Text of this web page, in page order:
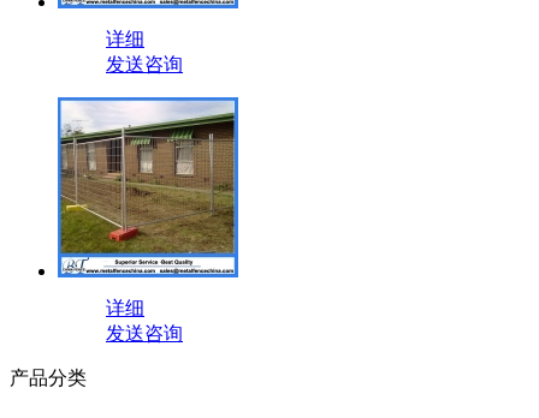
详细
发送咨询
详细
发送咨询
产品分类